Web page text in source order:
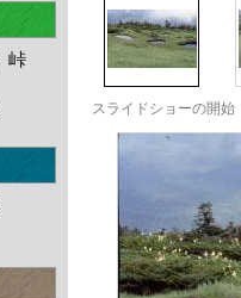
峠